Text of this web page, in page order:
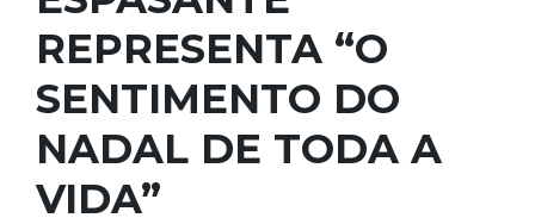
REPRESENTA “O
SENTIMENTO DO
NADAL DE TODA A
VIDA”